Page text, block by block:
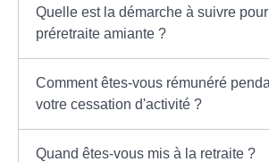
Quelle est la démarche à suivre
préretraite amiante ?
Comment êtes-vous rémunéré
votre cessation d'activité ?
Quand êtes-vous mis à la retraite ?